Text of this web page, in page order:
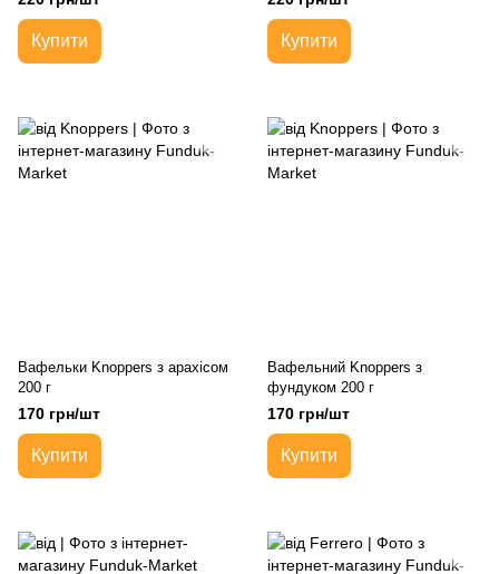
Купити Купити
Вафельки Knoppers з арахісом
200 г
170 грн/шт
Купити
Вафельний Knoppers з
фундуком 200 г
170 грн/шт
Купити